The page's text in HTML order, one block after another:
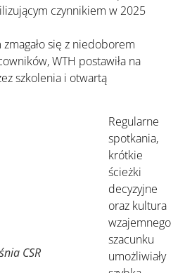
czynnikiem w 2025
się z niedoborem
WTH postawiła na
szkolenia i otwartą
CSR
Regularne
spotkania,
krótkie
ścieżki
decyzyjne
oraz kultura
wzajemnego
szacunku
umożliwiały